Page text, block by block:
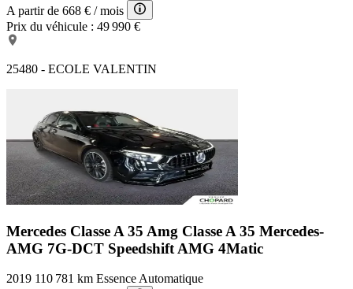
A partir de 668 € / mois
Prix du véhicule : 49 990 €
25480 - ECOLE VALENTIN
Mercedes Classe A 35 Amg Classe A 35 Mercedes-
AMG 7G-DCT Speedshift AMG 4Matic
2019 110 781 km EssenceAutomatique